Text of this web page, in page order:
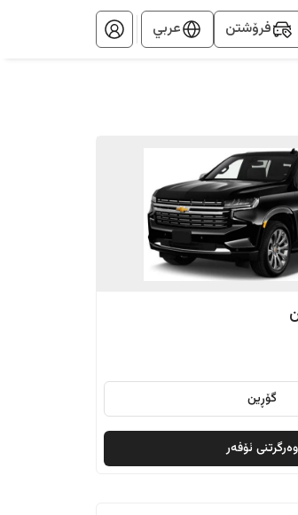
فرۆشتن عربي
گۆڕین
وەرگرتنی ئۆفەر